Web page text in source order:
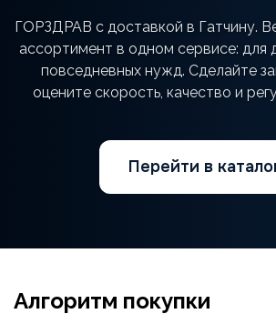
ГОРЗДРАВ с доставкой в Гатчину.
ассортимент в одном сервисе: для
повседневных нужд. Сделайте
оцените скорость, качество и
Перейти в
Алгоритм покупки